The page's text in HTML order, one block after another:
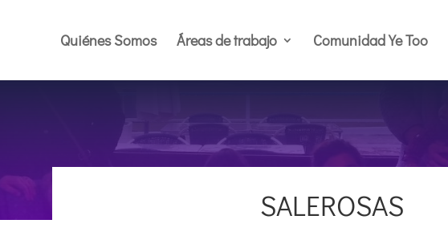
Quiénes Somos Áreas de trabajo Comunidad Ye Too
SALEROSAS